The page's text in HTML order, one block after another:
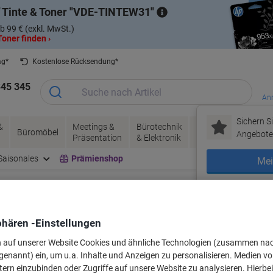
& Toner VDE-TINTEW31
99 € (exkl. MwSt.)
finden ›
Kostenlose Rücksendung*
345
Sichern
Büromöbel
Meetings &
Präsentation
Bürotechnik
& Elektronik
Tinte &
Toner
Papier,
& Pakete
Prämienshop
oder Beschriftungsbänder für Ihr
Wählen Sie Marke, Serie & Modell aus
-Einstellungen
auf unserer Website Cookies und ähnliche Technologien (zusammen
ein, um u.a. Inhalte und Anzeigen zu personalisieren. Medien
einzubinden oder Zugriffe auf unsere Website zu analysieren.